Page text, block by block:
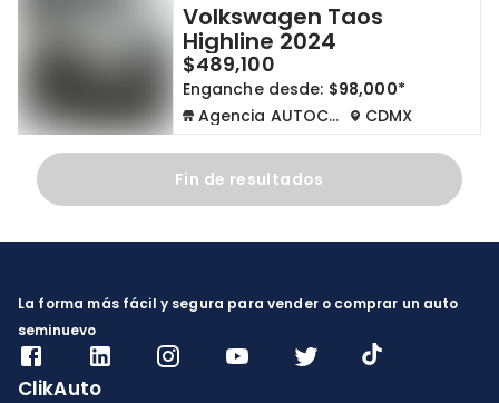
Negociar precio
Borrar todo Ver autos
Volkswagen Taos
Highline 2024
$489,100
Enganche desde: $98,000*
Agencia AUTOCOM
CDMX
Fin de resultados
La forma más fácil y segura para vender o comprar un auto
seminuevo
ClikAuto